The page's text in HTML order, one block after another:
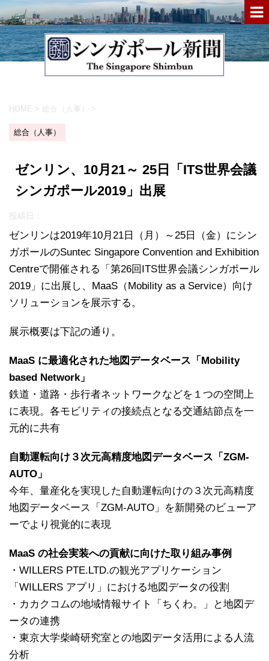
HOME > 総合（人事） >
総合（人事）
ゼンリン、10月21～ 25日「ITS世界会議
シンガポール2019」出展
投稿日：
ゼンリンは2019年10月21日（月）～25日（金）にシン
ガポールのSuntec Singapore Convention and Exhibition
Centreで開催される「第26回ITS世界会議シンガポール
2019」に出展し、MaaS（Mobility as a Service）向け
ソリューションを展示する。
展示概要は下記の通り。
MaaS に最適化された地図データベース「Mobility
based Network」
鉄道・道路・歩行者ネットワークなどを１つの空間上
に表現。各モビリティの接続点となる交通結節点を一
元的に共有
自動運転向け３次元高精度地図データベース「ZGM-
AUTO」
今年、量産化を実現した自動運転向けの３次元高精度
地図データベース「ZGM-AUTO」を新開発のビューア
ーでより視覚的に表現
MaaS の社会実装への貢献に向けた取り組み事例
・WILLERS PTE.LTD.の観光アプリケーション
「WILLERS アプリ」における地図データの役割
・カカクコムの地域情報サイト「ちくわ。」と地図デ
ータの連携
・東京大学柴崎研究室との地図データ活用による人流
分析